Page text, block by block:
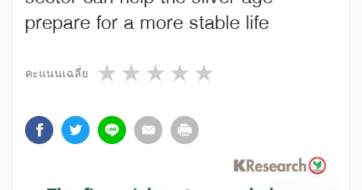
prepare for a more stable life
คะแนนเฉลี่ย 4 stars
3 stars
2 stars
1 star